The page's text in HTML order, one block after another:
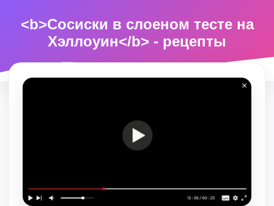
<b>Сосиски в слоеном тесте на
Хэллоуин</b> - рецепты